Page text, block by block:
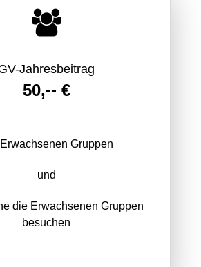
Jahresbeitrag
50,-- €
Gruppen
und
die Erwachsenen Gruppen
besuchen